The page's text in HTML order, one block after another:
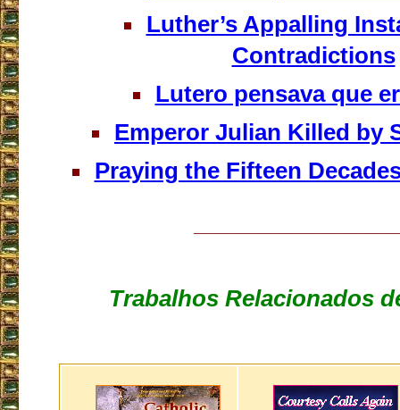
Luther’s Appalling
Contradictions
Lutero pensava que
Emperor Julian Killed by
Praying the Fifteen
Trabalhos Relacionados